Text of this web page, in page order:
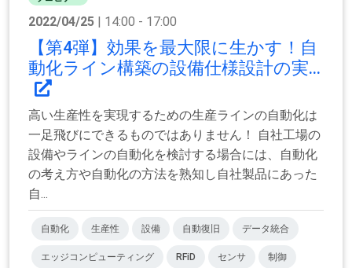
2022/04/25 | 14:00 - 17:00
【第4弾】効果を最大限に生かす！自
動化ライン構築の設備仕様設計の実...
高い生産性を実現するための生産ラインの自動化は
一足飛びにできるものではありません！ 自社工場の
設備やラインの自動化を検討する場合には、自動化
の考え方や自動化の方法を熟知し自社製品にあった
自...
自動化 生産性 設備 自動復旧 データ統合
エッジコンピューティング RFiD センサ 制御